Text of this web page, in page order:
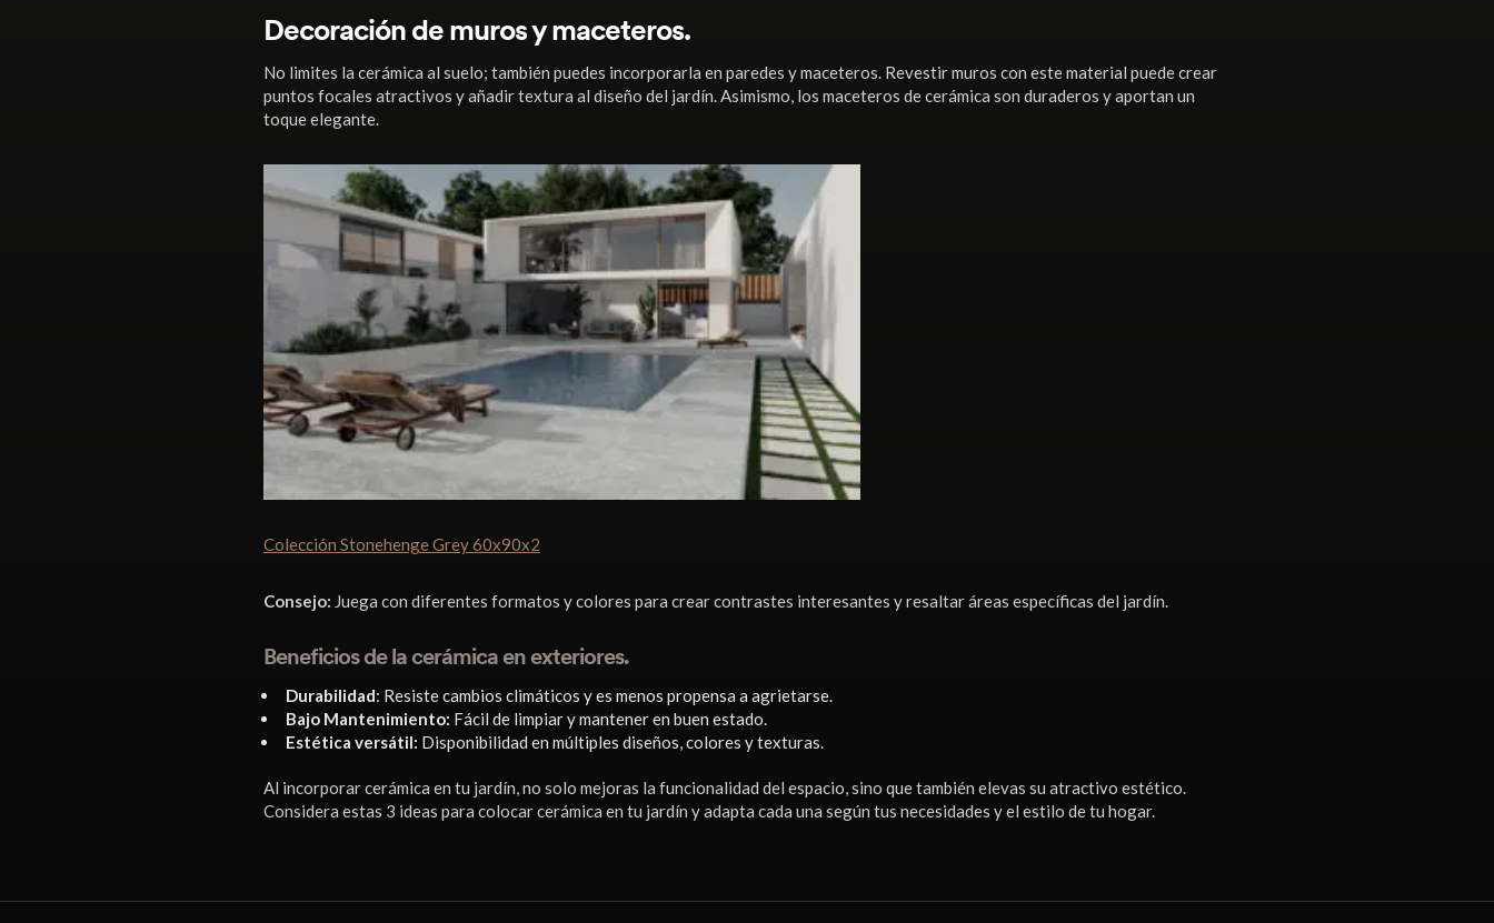
Decoración de muros y maceteros.
No limites la cerámica al suelo; también puedes incorporarla en paredes y maceteros. Revestir muros con este material puede crear
puntos focales atractivos y añadir textura al diseño del jardín. Asimismo, los maceteros de cerámica son duraderos y aportan un
toque elegante.
Colección Stonehenge Grey 60x90x2
Consejo: Juega con diferentes formatos y colores para crear contrastes interesantes y resaltar áreas específicas del jardín.
Beneficios de la cerámica en exteriores.
Durabilidad: Resiste cambios climáticos y es menos propensa a agrietarse.
Bajo Mantenimiento: Fácil de limpiar y mantener en buen estado.
Estética versátil: Disponibilidad en múltiples diseños, colores y texturas.
Al incorporar cerámica en tu jardín, no solo mejoras la funcionalidad del espacio, sino que también elevas su atractivo estético.
Considera estas 3 ideas para colocar cerámica en tu jardín y adapta cada una según tus necesidades y el estilo de tu hogar.